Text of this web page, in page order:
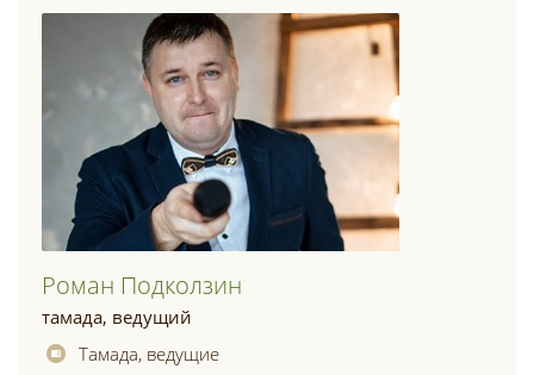
Роман Подколзин
тамада, ведущий
Тамада, ведущие